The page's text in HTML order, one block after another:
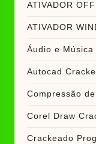
ATIVADOR
ATIVADOR
Áudio e Música
Autocad
Compressão
Corel Draw
Crackeado